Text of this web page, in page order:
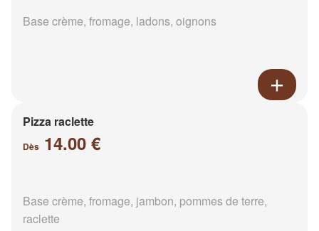
Base crème, fromage, ladons, oignons
Pizza raclette
Dès 14.00 €
Base crème, fromage, jambon, pommes de terre,
raclette